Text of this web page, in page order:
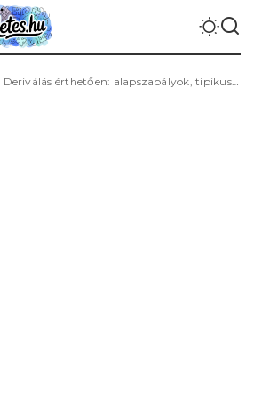
Deriválás érthetően: alapszabályok, tipikus példák és gyakori hibák elkerülése